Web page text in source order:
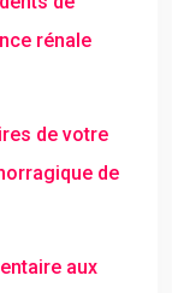
rénale
de votre
de
aux